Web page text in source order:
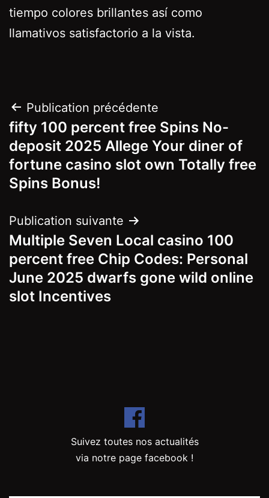
tiempo colores brillantes así­ como
llamativos satisfactorio a la vista.
Navigation
de
l’article
Publication précédente
fifty 100 percent free Spins No-
deposit 2025 Allege Your diner of
fortune casino slot own Totally free
Spins Bonus!
Publication suivante
Multiple Seven Local casino 100
percent free Chip Codes: Personal
June 2025 dwarfs gone wild online
slot Incentives
Suivez toutes nos actualités
via notre page facebook !